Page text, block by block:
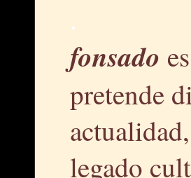
.
fonsado
pretende
legado